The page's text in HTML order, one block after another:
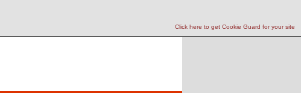
Click here to get Cookie Guard for your site